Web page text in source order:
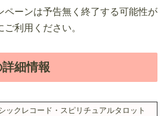
ーンは予告無く終了する可能性が
利用ください。
細情報
ックレコード・スピリチュアルタロット